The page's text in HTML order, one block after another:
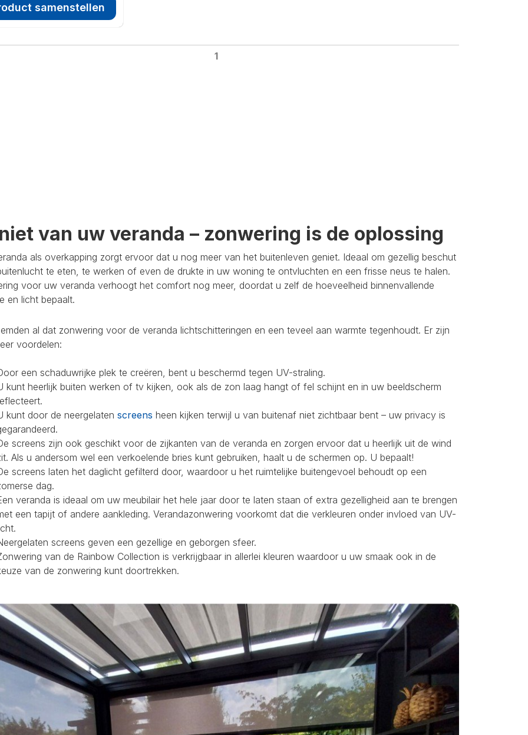
samenstellen
1
van uw veranda – zonwering is de oplossing
als overkapping zorgt ervoor dat u nog meer van het buitenleven geniet. Ideaal om gezellig beschut
te eten, te werken of even de drukte in uw woning te ontvluchten en een frisse neus te halen.
voor uw veranda verhoogt het comfort nog meer, doordat u zelf de hoeveelheid binnenvallende
en licht bepaalt.
al dat zonwering voor de veranda lichtschitteringen en een teveel aan warmte tegenhoudt. Er zijn
voordelen:
een schaduwrijke plek te creëren, bent u beschermd tegen UV-straling.
kunt heerlijk buiten werken of tv kijken, ook als de zon laag hangt of fel schijnt en in uw beeldscherm
kunt door de neergelaten screens heen kijken terwijl u van buitenaf niet zichtbaar bent – uw privacy is
screens zijn ook geschikt voor de zijkanten van de veranda en zorgen ervoor dat u heerlijk uit de wind
Als u andersom wel een verkoelende bries kunt gebruiken, haalt u de schermen op. U bepaalt!
screens laten het daglicht gefilterd door, waardoor u het ruimtelijke buitengevoel behoudt op een
dag.
veranda is ideaal om uw meubilair het hele jaar door te laten staan of extra gezelligheid aan te brengen
een tapijt of andere aankleding. Verandazonwering voorkomt dat die verkleuren onder invloed van UV-
screens geven een gezellige en geborgen sfeer.
van de Rainbow Collection is verkrijgbaar in allerlei kleuren waardoor u uw smaak ook in de
van de zonwering kunt doortrekken.